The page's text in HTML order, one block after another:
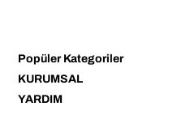
Popüler Kategoriler
KURUMSAL
YARDIM